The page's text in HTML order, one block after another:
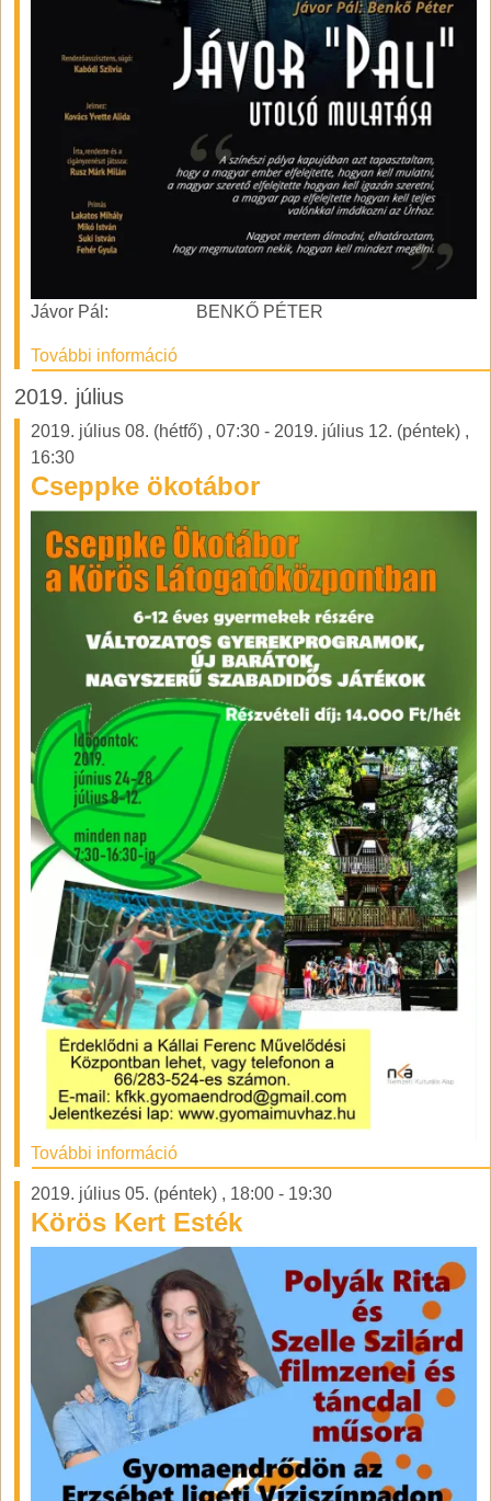
Jávor Pál: BENKŐ PÉTER
További információ
2019. július
2019. július 08. (hétfő) , 07:30 - 2019. július 12. (péntek) ,
16:30
Cseppke ökotábor
További információ
2019. július 05. (péntek) , 18:00 - 19:30
Körös Kert Esték